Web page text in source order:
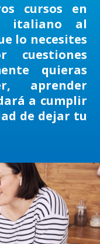
cursos en
italiano al
lo necesites
quieras
aprender
a cumplir
de dejar tu